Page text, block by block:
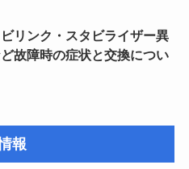
リンク・スタビライザー異
故障時の症状と交換につい
報